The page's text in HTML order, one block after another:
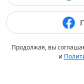
Продолжая, вы
и